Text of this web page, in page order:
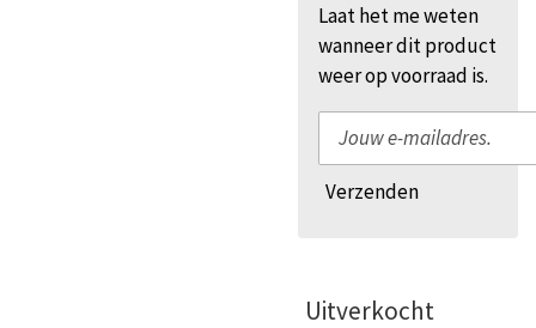
Laat het me weten
wanneer dit product
weer op voorraad is.
Verzenden
Uitverkocht